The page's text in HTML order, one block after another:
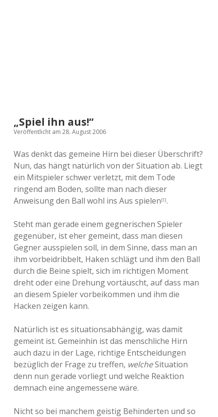
„Spiel ihn aus!“
Veröffentlicht am 28. August 2006
Was denkt das gemeine Hirn bei dieser Überschrift?
Nun, das hängt natürlich von der Situation ab. Liegt
ein Mitspieler schwer verletzt, mit dem Tode
ringend am Boden, sollte man nach dieser
Anweisung den Ball wohl ins Aus spielen[1].
Steht man gerade einem gegnerischen Spieler
gegenüber, ist eher gemeint, dass man diesen
Gegner ausspielen soll, in dem Sinne, dass man an
ihm vorbeidribbelt, Haken schlägt und ihm den Ball
durch die Beine spielt, sich im richtigen Moment
dreht oder eine Drehung vortäuscht, auf dass man
an diesem Spieler vorbeikommen und ihm die
Hacken zeigen kann.
Natürlich ist es situationsabhängig, was damit
gemeint ist. Gemeinhin ist das menschliche Hirn
auch dazu in der Lage, richtige Entscheidungen
bezüglich der Frage zu treffen, welcheSituation
denn nun gerade vorliegt und welche Reaktion
demnach eine angemessene wäre.
Nicht so bei manchem geistig Behinderten und so